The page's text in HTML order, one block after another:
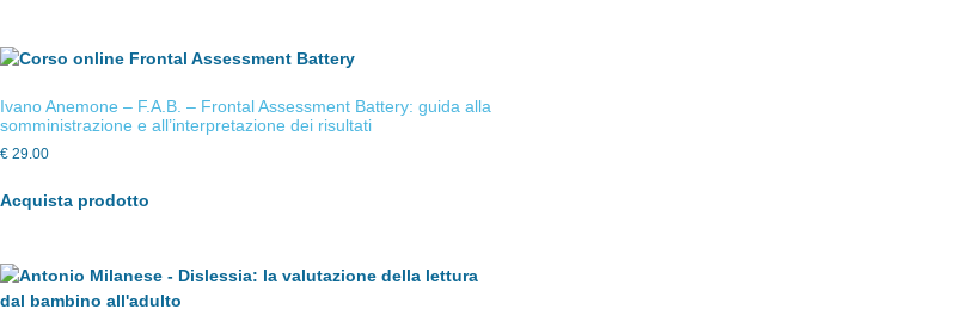
Ivano Anemone – F.A.B. – Frontal Assessment Battery: guida alla
somministrazione e all’interpretazione dei risultati
€ 29.00
Acquista prodotto